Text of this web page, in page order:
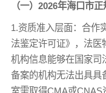
（一）2026年海口市
1.资质准入层面：合作
法鉴定许可证》，法医
机构信息能够在国家司
备案的机构无法出具具
室需取得CMA或CNAS